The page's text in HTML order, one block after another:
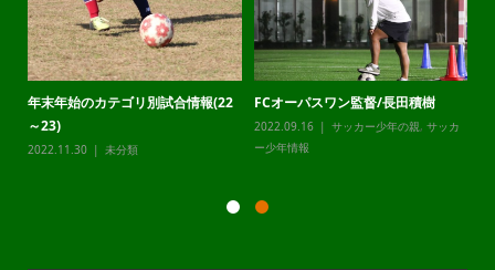
年末年始のカテゴリ別試合情報(22
～23)
2022.11.30 未分類
FCオーパスワン監督/長田積樹
2022.09.16 サッカー少年の親, サッカ
ー少年情報